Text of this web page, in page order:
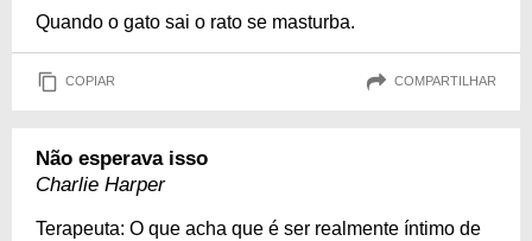
Quando o gato sai o rato se masturba.
COPIAR COMPARTILHAR
Não esperava isso
Charlie Harper
Terapeuta: O que acha que é ser realmente íntimo de